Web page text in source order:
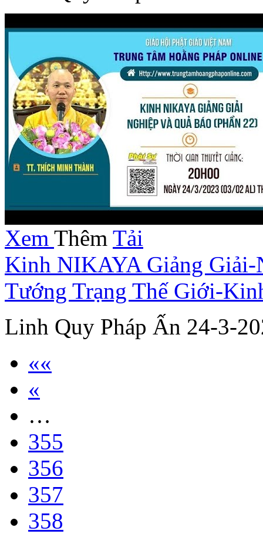
Xem Thêm Tải
Kinh NIKAYA Giảng Giải-
Tướng Trạng Thế Giới-
Linh Quy Pháp Ấn 24-3-
««
«
…
355
356
357
358